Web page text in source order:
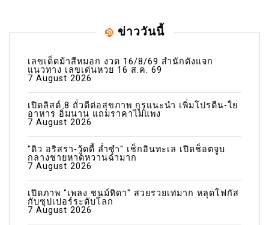
ข่าววันนี้
เลขเด็ดม้าสีหมอก งวด 16/8/69 สำนักดังแจก
แนวทาง เลขเด่นหวย 16 ส.ค. 69
7 August 2026
เปิดลิสต์ 8 ถั่วดีต่อสุขภาพ กูรูแนะนำ เพิ่มโปรตีน-ใย
อาหาร อิ่มนาน แถมราคาไม่แพง
7 August 2026
"ดิว อริสรา-วู้ดดี้ ล่ำซำ" เช็กอินทะเล เปิดช็อตจูบ
กลางชายหาดหวานฉ่ำมาก
7 August 2026
เปิดภาพ "เพลง ชนม์ทิดา" สวยรวยเท่มาก หลุดโฟกัส
กับซุปเปอร์ระดับโลก
7 August 2026